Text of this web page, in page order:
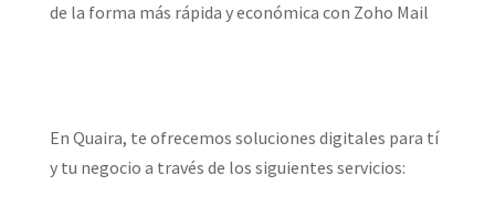
de la forma más rápida y económica con Zoho Mail
En Quaira, te ofrecemos soluciones digitales para tí
y tu negocio a través de los siguientes servicios: